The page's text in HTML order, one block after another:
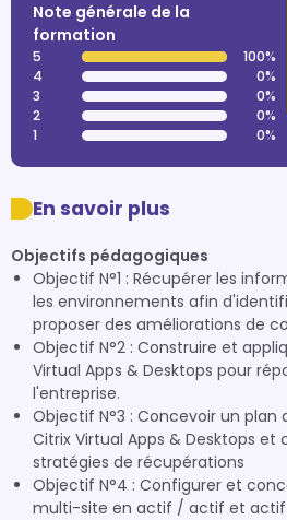
Note générale de la
formation
5
100%
4
0%
3
0%
2
0%
1
0%
En savoir plus
Objectifs pédagogiques
Objectif N°1 : Récupérer les
les environnements afin
proposer des améliorations de
Objectif N°2 : Construire et
Virtual Apps & Desktops pour
l'entreprise.
Objectif N°3 : Concevoir un plan
Citrix Virtual Apps & Desktops
stratégies de récupérations
Objectif N°4 : Configurer et
multi-site en actif / actif et actif